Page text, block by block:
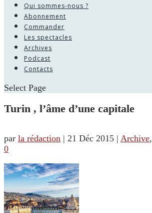
Qui sommes-nous ?
Abonnement
Commander
Les spectacles
Archives
Podcast
Contacts
Select Page
Turin , l’âme d’une capitale
par la rédaction | 21 Déc 2015 | Archive,
0